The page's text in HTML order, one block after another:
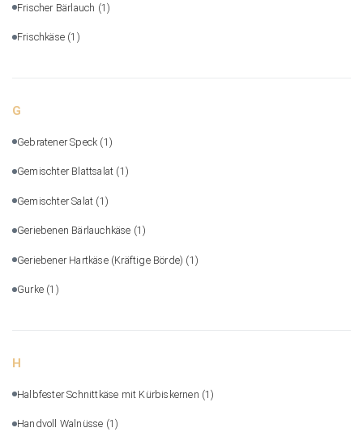
Frischer Bärlauch (1)
Frischkäse (1)
G
Gebratener Speck (1)
Gemischter Blattsalat (1)
Gemischter Salat (1)
Geriebenen Bärlauchkäse (1)
Geriebener Hartkäse (Kräftige Börde) (1)
Gurke (1)
H
Halbfester Schnittkäse mit Kürbiskernen (1)
Handvoll Walnüsse (1)